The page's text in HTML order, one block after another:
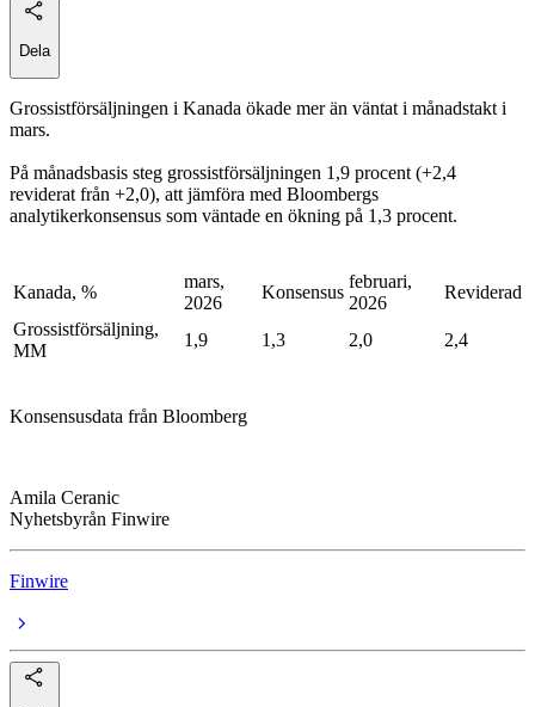
Dela
Grossistförsäljningen i Kanada ökade mer än väntat i månadstakt i
mars.
På månadsbasis steg grossistförsäljningen 1,9 procent (+2,4
reviderat från +2,0), att jämföra med Bloombergs
analytikerkonsensus som väntade en ökning på 1,3 procent.
Kanada, %
mars,
2026
Konsensus
februari,
2026
Reviderad
Grossistförsäljning,
MM
1,9 1,3 2,0 2,4
Konsensusdata från Bloomberg
Amila Ceranic
Nyhetsbyrån Finwire
Finwire